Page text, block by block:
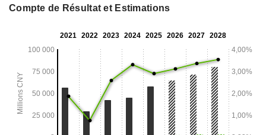
Compte de Résultat et Estimations